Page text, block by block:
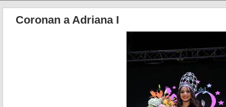
Coronan a Adriana I